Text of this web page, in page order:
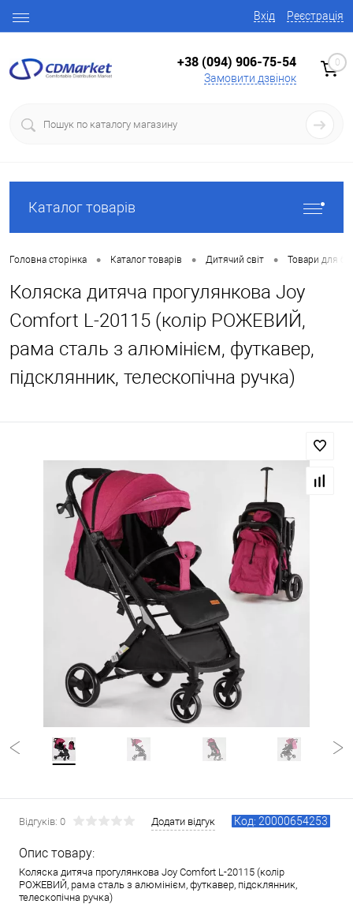
Вхід Реєстрація
+38 (094) 906-75-54
Замовити дзвінок
0
Каталог товарів
Головна сторінка • Каталог товарів • Дитячий світ • Товари для
Коляска дитяча прогулянкова Joy
Comfort L-20115 (колір РОЖЕВИЙ,
рама сталь з алюмінієм, футкавер,
підсклянник, телескопічна ручка)
Відгуків: 0 Додати відгук Код: 20000654253
Опис товару:
Коляска дитяча прогулянкова Joy Comfort L-20115 (колір
РОЖЕВИЙ, рама сталь з алюмінієм, футкавер, підсклянник,
телескопічна ручка)